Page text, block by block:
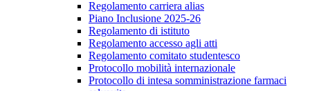
Regolamento carriera alias
Piano Inclusione 2025-26
Regolamento di istituto
Regolamento accesso agli atti
Regolamento comitato studentesco
Protocollo mobilità internazionale
Protocollo di intesa somministrazione farmaci